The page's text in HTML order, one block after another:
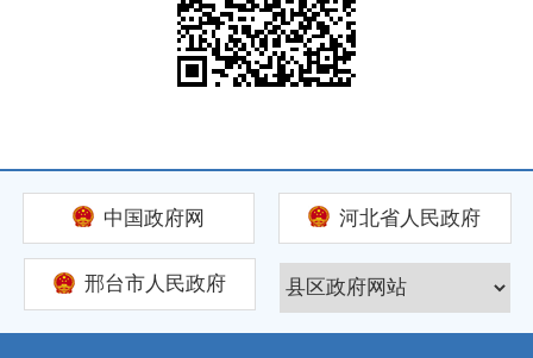
中国政府网 河北省人民政府
邢台市人民政府